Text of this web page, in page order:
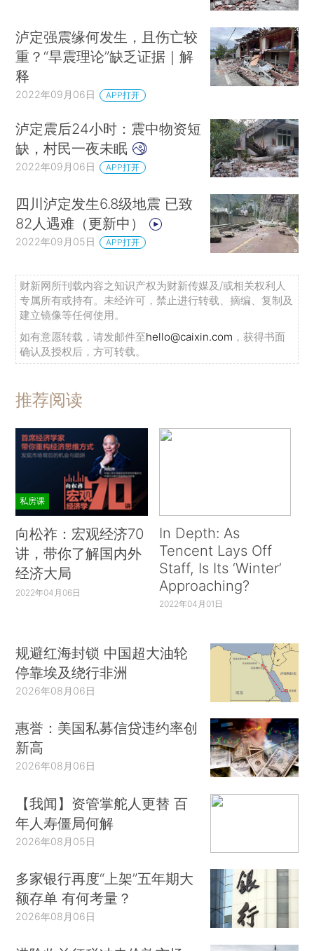
泸定强震缘何发生，且伤亡较
重？“旱震理论”缺乏证据｜解
释
2022年09月06日 APP打开
泸定震后24小时：震中物资短
缺，村民一夜未眠
2022年09月06日 APP打开
四川泸定发生6.8级地震 已致
82人遇难（更新中）
2022年09月05日 APP打开
财新网所刊载内容之知识产权为财新传媒及/或相关权利人
专属所有或持有。未经许可，禁止进行转载、摘编、复制及
建立镜像等任何使用。
如有意愿转载，请发邮件至hello@caixin.com ，获得书面
确认及授权后，方可转载。
推荐阅读
私房课
向松祚：宏观经济70
讲，带你了解国内外
经济大局
2022年04月06日
In Depth: As
Tencent Lays Off
Staff, Is Its ‘Winter’
Approaching?
2022年04月01日
规避红海封锁 中国超大油轮
停靠埃及绕行非洲
2026年08月06日
惠誉：美国私募信贷违约率创
新高
2026年08月06日
【我闻】资管掌舵人更替 百
年人寿僵局何解
2026年08月05日
多家银行再度“上架”五年期大
额存单 有何考量？
2026年08月06日